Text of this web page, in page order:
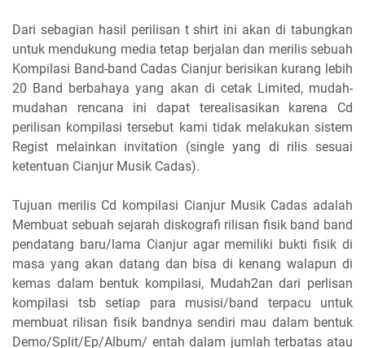
Dari sebagian hasil perilisan t shirt ini akan di tabungkan
untuk mendukung media tetap berjalan dan merilis sebuah
Kompilasi Band-band Cadas Cianjur berisikan kurang lebih
20 Band berbahaya yang akan di cetak Limited, mudah-
mudahan rencana ini dapat terealisasikan karena Cd
perilisan kompilasi tersebut kami tidak melakukan sistem
Regist melainkan invitation (single yang di rilis sesuai
ketentuan Cianjur Musik Cadas).
Tujuan merilis Cd kompilasi Cianjur Musik Cadas adalah
Membuat sebuah sejarah diskografi rilisan fisik band band
pendatang baru/lama Cianjur agar memiliki bukti fisik di
masa yang akan datang dan bisa di kenang walapun di
kemas dalam bentuk kompilasi, Mudah2an dari perlisan
kompilasi tsb setiap para musisi/band terpacu untuk
membuat rilisan fisik bandnya sendiri mau dalam bentuk
Demo/Split/Ep/Album/ entah dalam jumlah terbatas atau